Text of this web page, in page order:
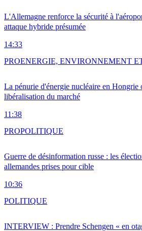
L'Allemagne renforce la sécurité à
attaque hybride présumée
14:33
La pénurie d'énergie nucléaire en Hongrie
libéralisation du marché
11:38
PROENERGIE, ENVIRONNEMENT
Guerre de désinformation russe : les
allemandes prises pour cible
10:36
PROPOLITIQUE
INTERVIEW : Prendre Schengen « en
POLITIQUE